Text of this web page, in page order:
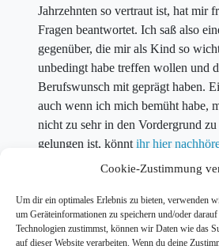
Cookie-Zustimmung
Um dir ein optimales Erlebnis zu bieten, verwenden
um Geräteinformationen zu speichern und/oder
Technologien zustimmst, können wir Daten wie das
auf dieser Website verarbeiten. Wenn du deine
Jahrzehnten so vertraut ist, hat mir
Fragen beantwortet. Ich saß also
gegenüber, die mir als Kind so
unbedingt habe treffen wollen und
Berufswunsch mit geprägt haben.
auch wenn ich mich bemüht habe,
nicht zu sehr in den Vordergrund
gelungen ist, könnt ihr hier